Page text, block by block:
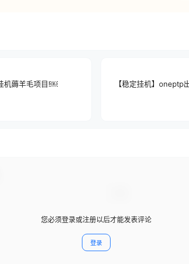
机薅羊毛项目!￼
【稳定挂机】oneptp
您必须登录或注册以后才能发表评论
登录